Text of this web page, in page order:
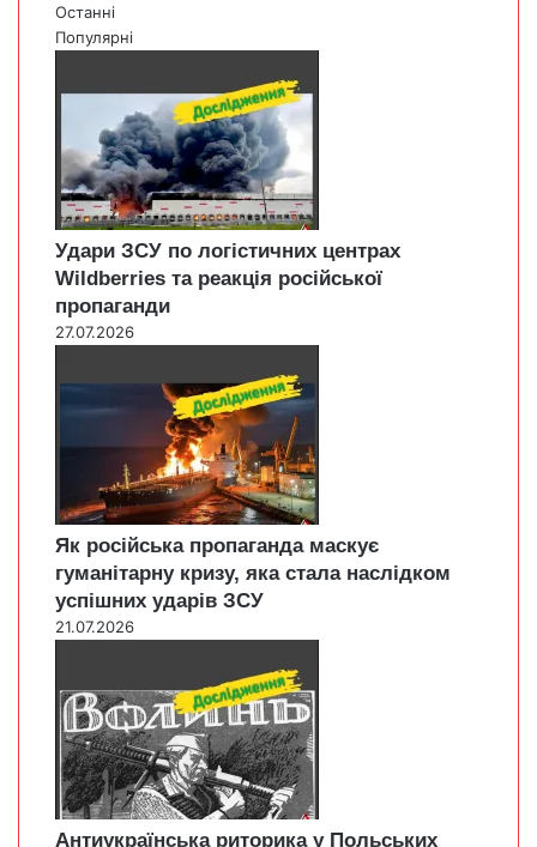
Останні
Популярні
Удари ЗСУ по логістичних центрах
Wildberries та реакція російської
пропаганди
27.07.2026
Як російська пропаганда маскує
гуманітарну кризу, яка стала наслідком
успішних ударів ЗСУ
21.07.2026
Антиукраїнська риторика у Польських